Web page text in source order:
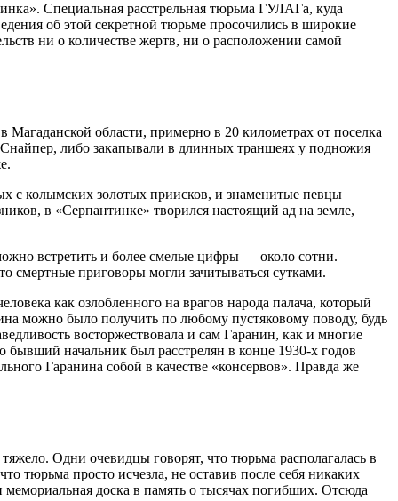
Специальная расстрельная тюрьма ГУЛАГа, куда
об этой секретной тюрьме просочились в широкие
ни о количестве жертв, ни о расположении самой
области, примерно в 20 километрах от поселка
либо закапывали в длинных траншеях у подножия
с колымских золотых приисков, и знаменитые певцы
в «Серпантинке» творился настоящий ад на земле,
встретить и более смелые цифры — около сотни.
приговоры могли зачитываться сутками.
как озлобленного на врагов народа палача, который
можно было получить по любому пустяковому поводу, будь
восторжествовала и сам Гаранин, как и многие
бывший начальник был расстрелян в конце 1930-х годов
Гаранина собой в качестве «консервов». Правда же
Одни очевидцы говорят, что тюрьма располагалась в
тюрьма просто исчезла, не оставив после себя никаких
доска в память о тысячах погибших. Отсюда